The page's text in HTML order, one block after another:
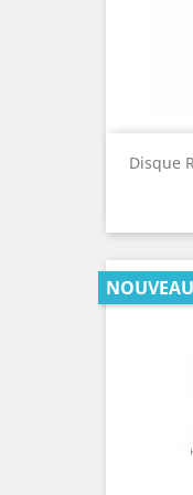
Disque
NOUVEAU